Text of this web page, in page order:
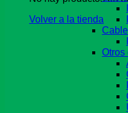
Volver a la tienda
Otros